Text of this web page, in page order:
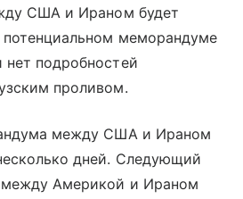
США и Ираном будет
меморандуме
подробностей
проливом.
между США и Ираном
дней. Следующий
между Америкой и Ираном